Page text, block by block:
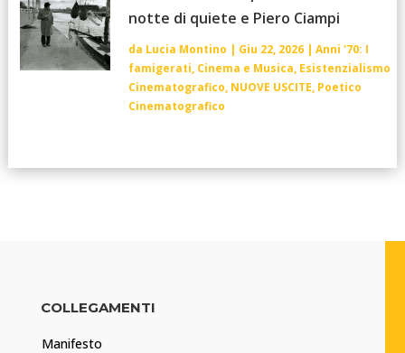
notte di quiete e Piero Ciampi
da Lucia Montino | Giu 22, 2026| Anni '70: I
famigerati, Cinema e Musica, Esistenzialismo
Cinematografico, NUOVE USCITE, Poetico
Cinematografico
COLLEGAMENTI
Manifesto